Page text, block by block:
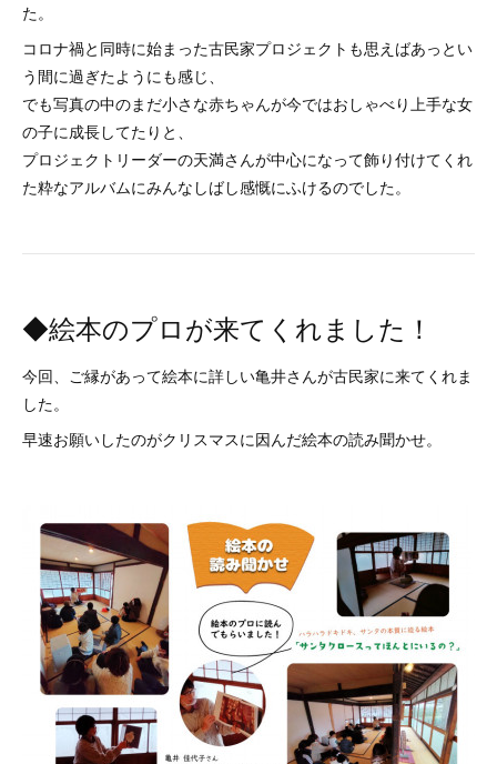
た。
コロナ禍と同時に始まった古民家プロジェクトも思えばあっとい
う間に過ぎたようにも感じ、
でも写真の中のまだ小さな赤ちゃんが今ではおしゃべり上手な女
の子に成長してたりと、
プロジェクトリーダーの天満さんが中心になって飾り付けてくれ
た粋なアルバムにみんなしばし感慨にふけるのでした。
◆絵本のプロが来てくれました！
今回、ご縁があって絵本に詳しい亀井さんが古民家に来てくれま
した。
早速お願いしたのがクリスマスに因んだ絵本の読み聞かせ。